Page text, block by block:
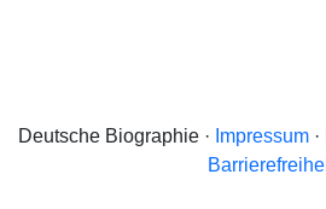
Deutsche Biographie · Impressum·